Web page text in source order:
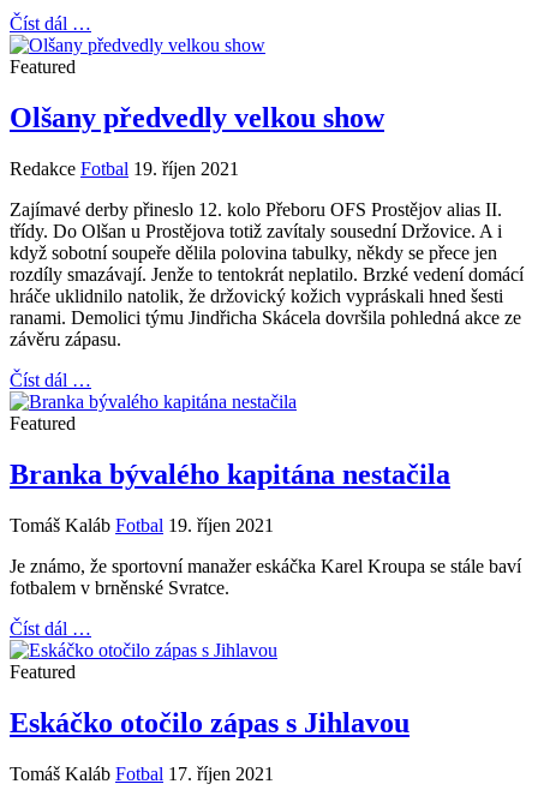
Číst dál …
Featured
Olšany předvedly velkou show
Redakce Fotbal 19. říjen 2021
Zajímavé derby přineslo 12. kolo Přeboru OFS Prostějov alias II.
třídy. Do Olšan u Prostějova totiž zavítaly sousední Držovice. A i
když sobotní soupeře dělila polovina tabulky, někdy se přece jen
rozdíly smazávají. Jenže to tentokrát neplatilo. Brzké vedení domácí
hráče uklidnilo natolik, že držovický kožich vypráskali hned šesti
ranami. Demolici týmu Jindřicha Skácela dovršila pohledná akce ze
závěru zápasu.
Číst dál …
Featured
Branka bývalého kapitána nestačila
Tomáš Kaláb Fotbal 19. říjen 2021
Je známo, že sportovní manažer eskáčka Karel Kroupa se stále baví
fotbalem v brněnské Svratce.
Číst dál …
Featured
Eskáčko otočilo zápas s Jihlavou
Tomáš Kaláb Fotbal 17. říjen 2021